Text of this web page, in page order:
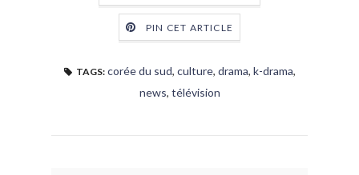
PIN CET ARTICLE
TAGS: corée du sud, culture, drama, k-drama,
news, télévision